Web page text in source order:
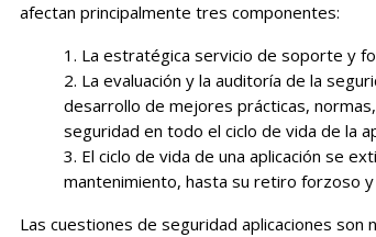
afectan principalmente tres componentes:
La estratégica servicio de soporte y
La evaluación y la auditoría de la
desarrollo de mejores prácticas,
seguridad en todo el ciclo de vida de la
El ciclo de vida de una aplicación se
mantenimiento, hasta su retiro forzoso
Las cuestiones de seguridad aplicaciones